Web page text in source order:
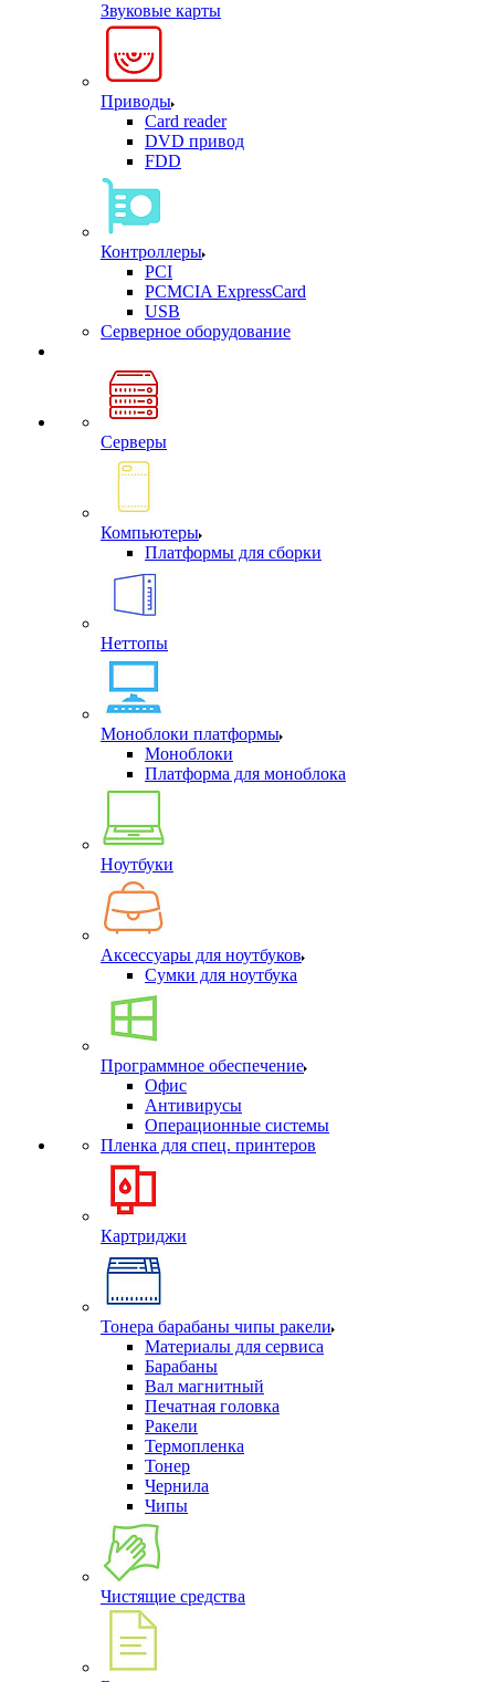
Звуковые карты
Приводы
Card reader
DVD привод
FDD
Контроллеры
PCI
PCMCIA ExpressCard
USB
Cерверное оборудование
Серверы
Компьютеры
Платформы для сборки
Неттопы
Моноблоки платформы
Моноблоки
Платформа для моноблока
Ноутбуки
Аксессуары для ноутбуков
Сумки для ноутбука
Программное обеспечение
Офис
Антивирусы
Операционные системы
Пленка для спец. принтеров
Картриджи
Тонера барабаны чипы ракели
Материалы для сервиса
Барабаны
Вал магнитный
Печатная головка
Ракели
Термопленка
Тонер
Чернила
Чипы
Чистящие средства